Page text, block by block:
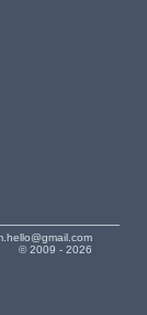
© 2009 - 2026